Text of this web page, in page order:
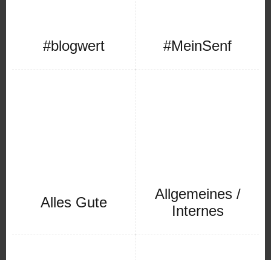
#blogwert #MeinSenf
Alles Gute
Allgemeines /
Internes